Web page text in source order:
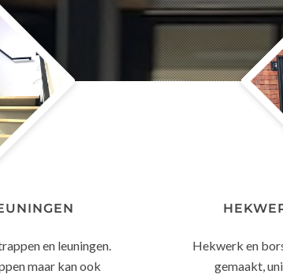
en leuningen.
maar kan ook
Hekwerk en
gemaakt,